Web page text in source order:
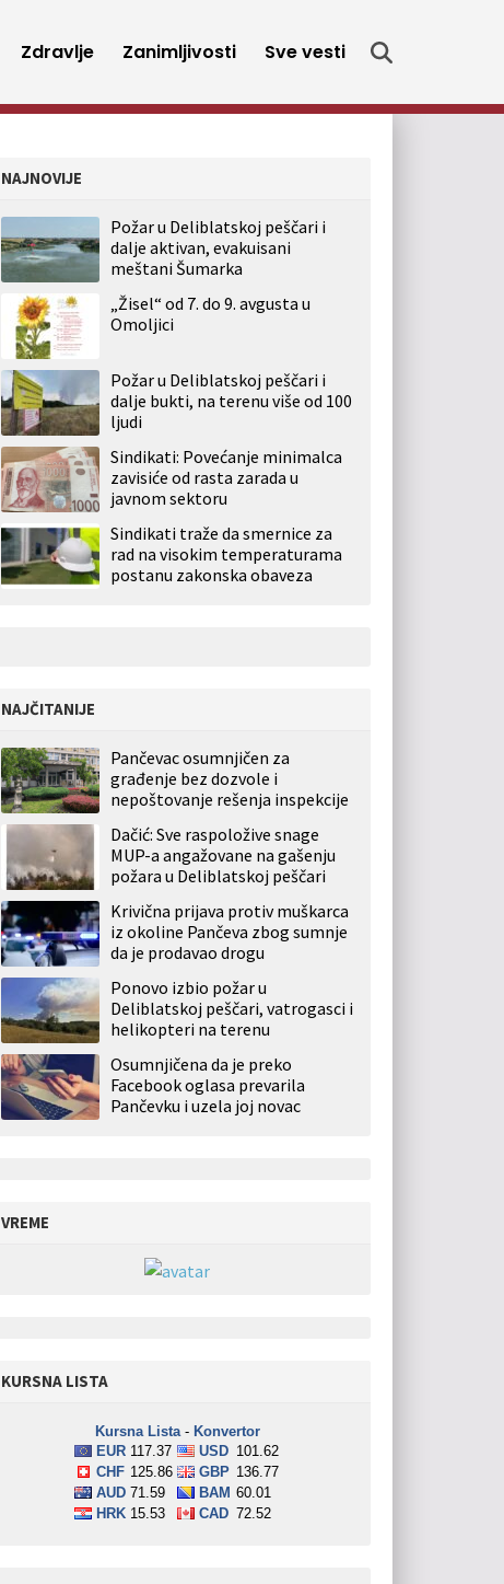
Zdravlje Zanimljivosti Sve vesti
NAJNOVIJE
Požar u Deliblatskoj peščari i
dalje aktivan, evakuisani
meštani Šumarka
„Žisel“ od 7. do 9. avgusta u
Omoljici
Požar u Deliblatskoj peščari i
dalje bukti, na terenu više od 100
ljudi
Sindikati: Povećanje minimalca
zavisiće od rasta zarada u
javnom sektoru
Sindikati traže da smernice za
rad na visokim temperaturama
postanu zakonska obaveza
NAJČITANIJE
Pančevac osumnjičen za
građenje bez dozvole i
nepoštovanje rešenja inspekcije
Dačić: Sve raspoložive snage
MUP-a angažovane na gašenju
požara u Deliblatskoj peščari
Krivična prijava protiv muškarca
iz okoline Pančeva zbog sumnje
da je prodavao drogu
Ponovo izbio požar u
Deliblatskoj peščari, vatrogasci i
helikopteri na terenu
Osumnjičena da je preko
Facebook oglasa prevarila
Pančevku i uzela joj novac
VREME
KURSNA LISTA